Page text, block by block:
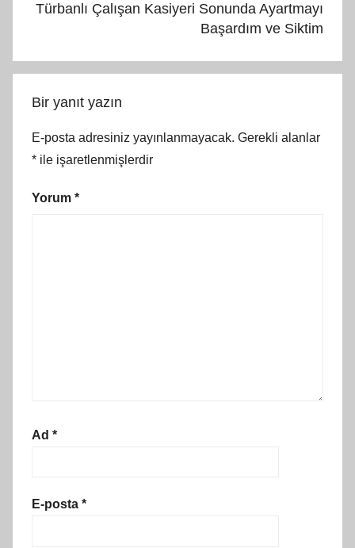
Türbanlı Çalışan Kasiyeri Sonunda Ayartmayı
Başardım ve Siktim
Bir yanıt yazın
E-posta adresiniz yayınlanmayacak. Gerekli alanlar
* ile işaretlenmişlerdir
Yorum *
Ad *
E-posta *